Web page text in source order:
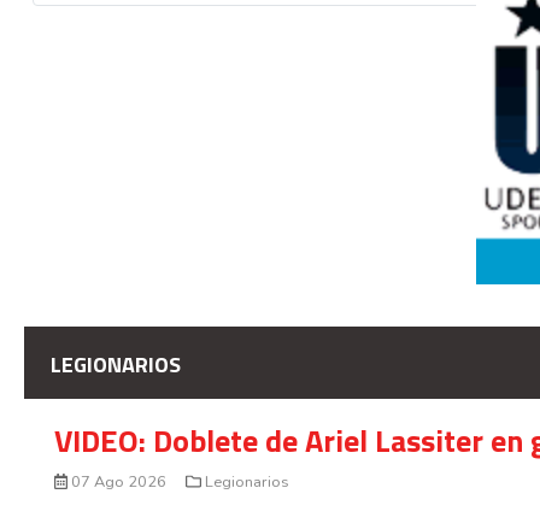
LEGIONARIOS
VIDEO: Doblete de Ariel Lassiter
07 Ago 2026 Legionarios